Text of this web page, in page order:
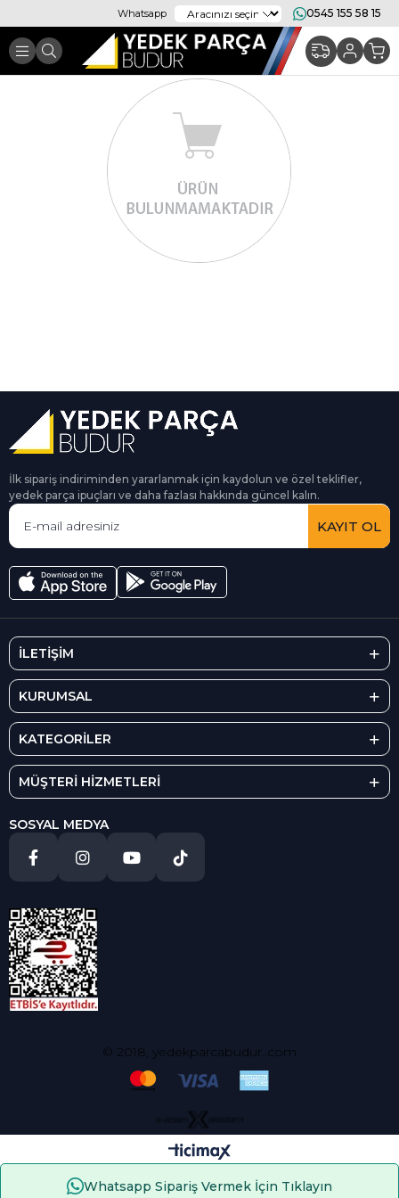
Whatsapp 0545 155 58 15
İlk sipariş indiriminden yararlanmak için kaydolun ve özel teklifler,
yedek parça ipuçları ve daha fazlası hakkında güncel kalın.
KAYIT OL
İLETİŞİM
KURUMSAL
KATEGORİLER
MÜŞTERİ HİZMETLERİ
SOSYAL MEDYA
© 2018, yedekparcabudur..com
Whatsapp Sipariş Vermek İçin Tıklayın